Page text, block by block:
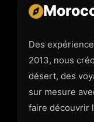
Des
2013, nous
désert, des
sur mesure
faire découvrir